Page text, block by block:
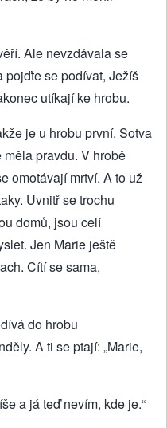
Ale nevzdávala se
pojďte se podívat, Ježíš
utíkají ke hrobu.
je u hrobu první. Sotva
pravdu. V hrobě
omotávají mrtví. A to už
Uvnitř se trochu
domů, jsou celí
Jen Marie ještě
Cítí se sama,
do hrobu
A ti se ptají: „Marie,
a já teď nevím, kde je.“